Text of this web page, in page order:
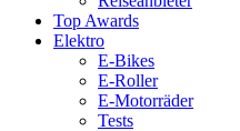
Top Awards
Elektro
E-Bikes
E-Roller
E-Motorräder
Tests